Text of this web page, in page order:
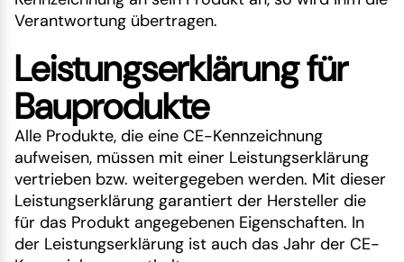
Verantwortung übertragen.
Leistungserklärung für
Bauprodukte
Alle Produkte, die eine CE-Kennzeichnung
aufweisen, müssen mit einer Leistungserklärung
vertrieben bzw. weitergegeben werden. Mit dieser
Leistungserklärung garantiert der Hersteller die
für das Produkt angegebenen Eigenschaften. In
der Leistungserklärung ist auch das Jahr der CE-